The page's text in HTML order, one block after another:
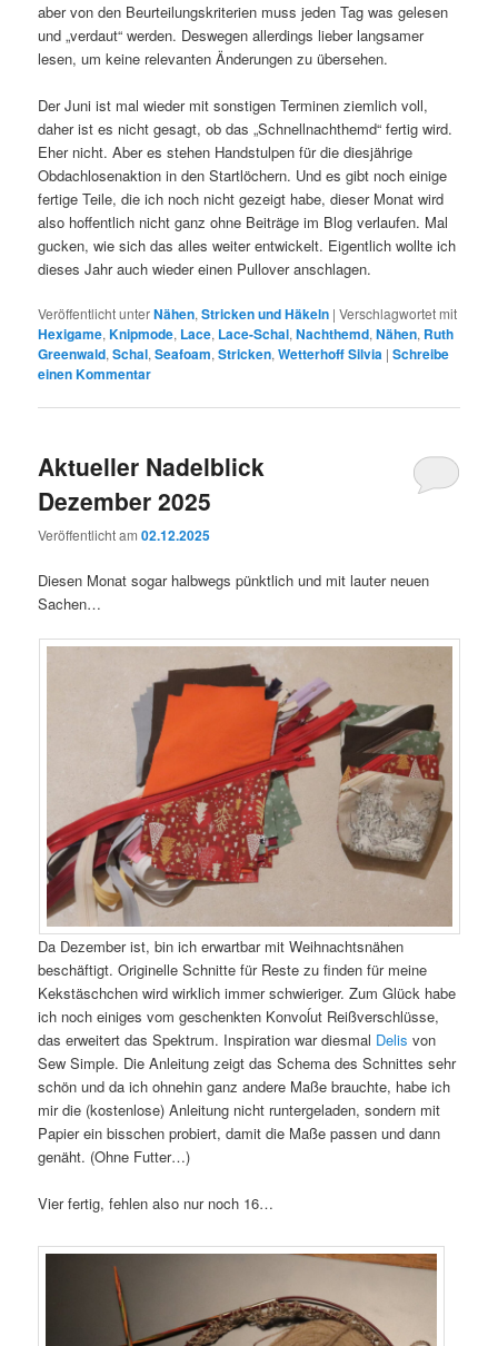
aber von den Beurteilungskriterien muss jeden Tag was gelesen
und „verdaut“ werden. Deswegen allerdings lieber langsamer
lesen, um keine relevanten Änderungen zu übersehen.
Der Juni ist mal wieder mit sonstigen Terminen ziemlich voll,
daher ist es nicht gesagt, ob das „Schnellnachthemd“ fertig wird.
Eher nicht. Aber es stehen Handstulpen für die diesjährige
Obdachlosenaktion in den Startlöchern. Und es gibt noch einige
fertige Teile, die ich noch nicht gezeigt habe, dieser Monat wird
also hoffentlich nicht ganz ohne Beiträge im Blog verlaufen. Mal
gucken, wie sich das alles weiter entwickelt. Eigentlich wollte ich
dieses Jahr auch wieder einen Pullover anschlagen.
Veröffentlicht unterNähen,Stricken und Häkeln |Verschlagwortet mit
Hexigame,Knipmode, Lace, Lace-Schal,Nachthemd,Nähen, Ruth
Greenwald,Schal,Seafoam,Stricken,Wetterhoff Silvia |Schreibe
einen Kommentar
Aktueller Nadelblick
Dezember 2025
Veröffentlicht am02.12.2025
Diesen Monat sogar halbwegs pünktlich und mit lauter neuen
Sachen…
Da Dezember ist, bin ich erwartbar mit Weihnachtsnähen
beschäftigt. Originelle Schnitte für Reste zu finden für meine
Kekstäschchen wird wirklich immer schwieriger. Zum Glück habe
ich noch einiges vom geschenkten Konvoĺut Reißverschlüsse,
das erweitert das Spektrum. Inspiration war diesmal Delis von
Sew Simple. Die Anleitung zeigt das Schema des Schnittes sehr
schön und da ich ohnehin ganz andere Maße brauchte, habe ich
mir die (kostenlose) Anleitung nicht runtergeladen, sondern mit
Papier ein bisschen probiert, damit die Maße passen und dann
genäht. (Ohne Futter…)
Vier fertig, fehlen also nur noch 16…